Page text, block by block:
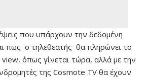
που υπάρχουν την δεδομένη
πως ο τηλεθεατής θα πληρώνει το
view, όπως γίνεται τώρα, αλλά με την
της Cosmote TV θα έχουν